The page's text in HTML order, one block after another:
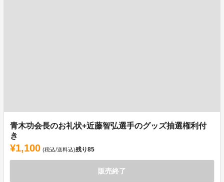
青木功会長のお礼状+近藤智弘選手のグッズ抽選権利付
き
¥1,100 (税込/送料込)残り85
販売終了